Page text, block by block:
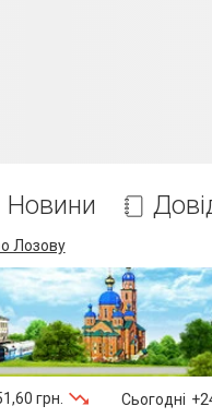
Новини
Лозову
грн. Сьогодні